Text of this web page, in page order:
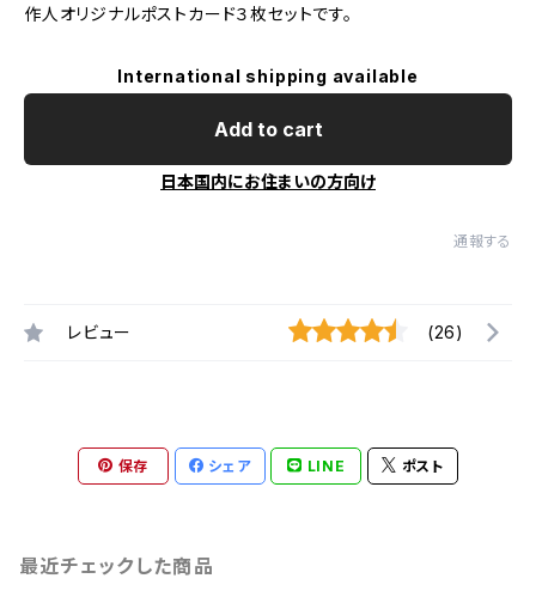
作人オリジナルポストカード３枚セットです。
International shipping available
Add to cart
日本国内にお住まいの方向け
通報する
レビュー (26)
保存 シェア LINE ポスト
最近チェックした商品